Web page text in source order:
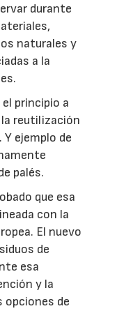
durante
naturales y
a la
principio a
reutilización
ejemplo de
palés.
que esa
con la
El nuevo
de
esa
y la
de